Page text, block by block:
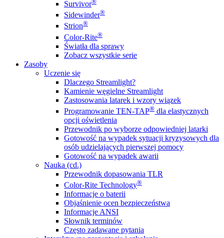
Survivor
Sidewinder®
Strion®
Color-Rite®
Światła dla sprawy
Zobacz wszystkie serie
Zasoby
Uczenie się
Dlaczego Streamlight?
Kamienie węgielne Streamlight
Zastosowania latarek i wzory wiązek
Programowanie TEN-TAP® dla elastycznych
opcji oświetlenia
Przewodnik po wyborze odpowiedniej latarki
Gotowość na wypadek sytuacji kryzysowych dla
osób udzielających pierwszej pomocy
Gotowość na wypadek awarii
Nauka (cd.)
Przewodnik dopasowania TLR
Color-Rite Technology®
Informacje o baterii
Objaśnienie ocen bezpieczeństwa
Informacje ANSI
Słownik terminów
Często zadawane pytania